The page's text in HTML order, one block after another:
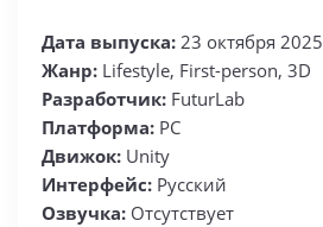
Дата выпуска: 23 октября 2025
Жанр: Lifestyle, First-person, 3D
Разработчик: FuturLab
Платформа: PC
Движок: Unity
Интерфейс: Русский
Озвучка: Отсутствует